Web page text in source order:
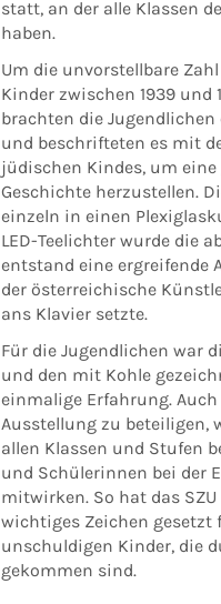
statt, an der alle Klassen
haben.
Um die unvorstellbare
Kinder zwischen 1939 und
brachten die
und beschrifteten es mit
jüdischen Kindes, um
Geschichte her­zustellen.
einzeln in einen
LED-Tee­lichter wurde die
entstand eine ergreifende
der österreichische
ans Kla­vier setzte.
Für die Jugendlichen war
und den mit Kohle
einmalige Erfahrung.
Ausstellung zu beteiligen,
allen Klassen und Stufen
und Schülerinnen bei der
mitwirken. So hat das
wichtiges Zeichen gesetzt
unschuldigen Kinder, die
gekommen sind.